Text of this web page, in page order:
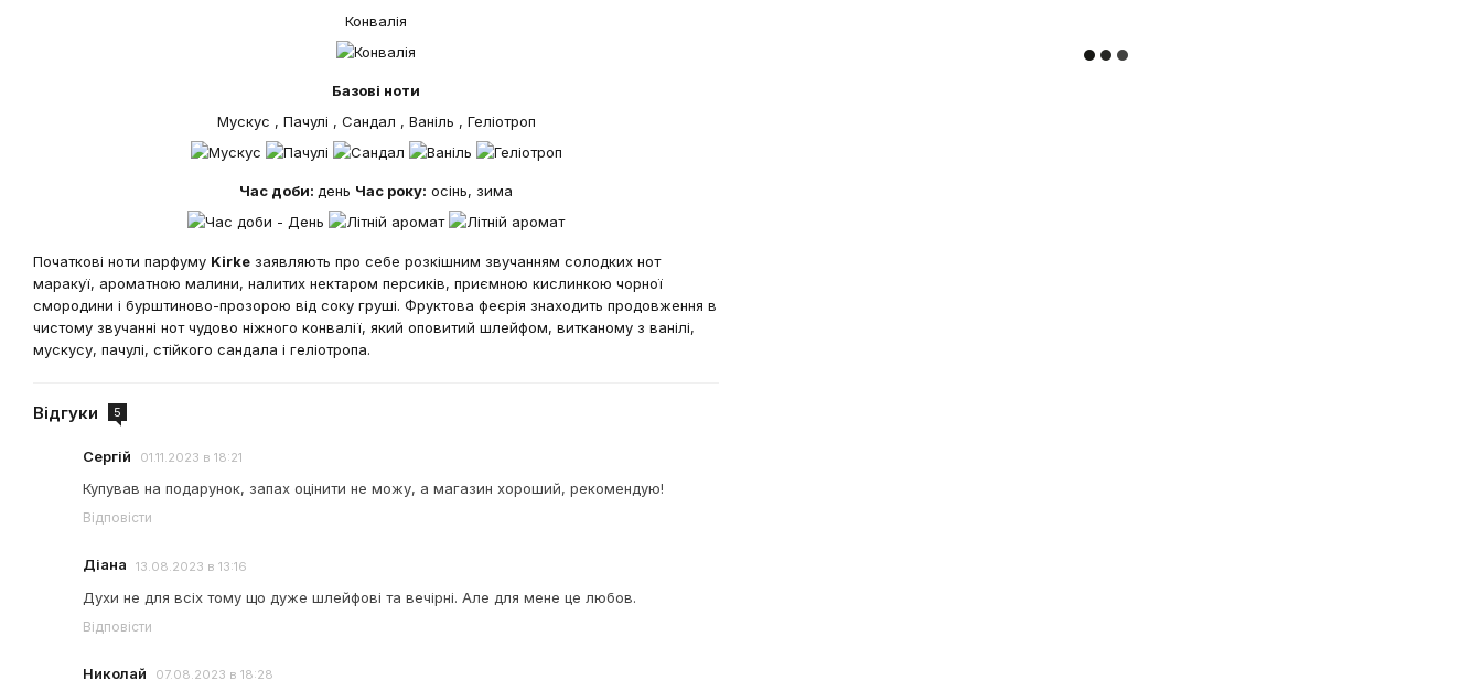
Конвалія
Базові ноти
Мускус , Пачулі , Сандал , Ваніль , Геліотроп
Час доби: день Час року: осінь, зима
Початкові ноти парфуму Kirke заявляють про себе розкішним звучанням солодких нот
маракуї, ароматною малини, налитих нектаром персиків, приємною кислинкою чорної
смородини і бурштиново-прозорою від соку груші. Фруктова феєрія знаходить продовження в
чистому звучанні нот чудово ніжного конвалії, який оповитий шлейфом, витканому з ванілі,
мускусу, пачулі, стійкого сандала і геліотропа.
Відгуки 5
Сергій 01.11.2023 в 18:21
Купував на подарунок, запах оцінити не можу, а магазин хороший, рекомендую!
Відповісти
Діана 13.08.2023 в 13:16
Духи не для всіх тому що дуже шлейфові та вечірні. Але для мене це любов.
Відповісти
Николай 07.08.2023 в 18:28